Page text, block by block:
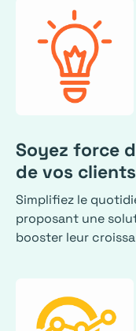
Soyez force
de vos clients
Simplifiez le
proposant une
booster leur